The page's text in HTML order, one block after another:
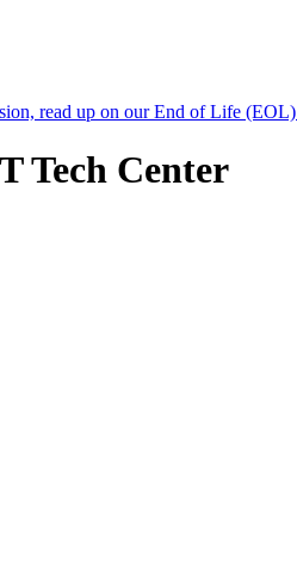
read up on our End of Life
Tech Center